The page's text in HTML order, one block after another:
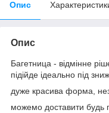
Опис
Опис
Багетница - відмінне
підійде ідеально під
дуже красива форма,
можемо доставити будь